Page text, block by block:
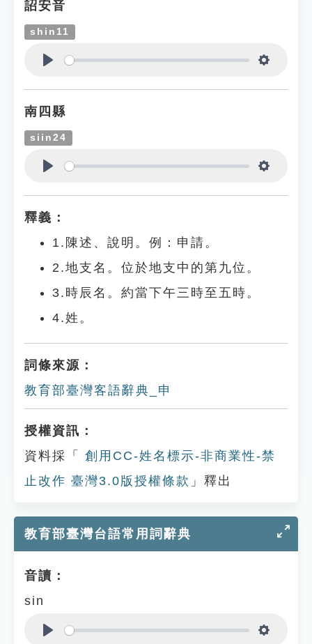
詔安音
shin11
南四縣
siin24
釋義：
1.陳述、說明。例：申請。
2.地支名。位於地支中的第九位。
3.時辰名。約當下午三時至五時。
4.姓。
詞條來源：
教育部臺灣客語辭典_申
授權資訊：
資料採「
創用CC-姓名標示-非商業性-禁
止改作 臺灣3.0版授權條款 」釋出
教育部臺灣台語常用詞辭典
音讀：
sin